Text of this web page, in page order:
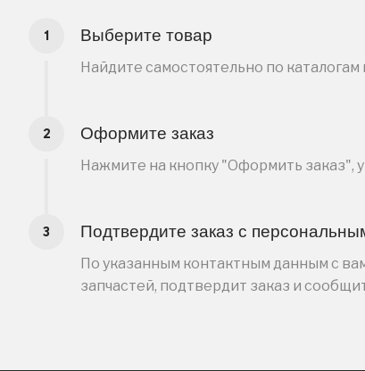
Выберите товар
Найдите самостоятельно по
Оформите заказ
Нажмите на кнопку "Оформить заказ",
Подтвердите заказ с
По указанным контактным данным с
запчастей, подтвердит заказ и